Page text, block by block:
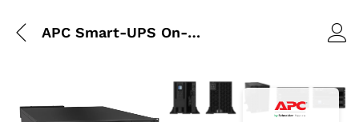
APC Smart-UPS On-Line SRTG 15 kVA 230V Rack/Tour – Onduleur Online Double Conversion